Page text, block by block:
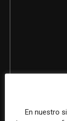
ÚLTIMOS
En nuestro